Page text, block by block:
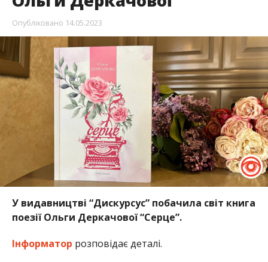
Опубліковано 14.05.2023
У видавництві “Дискурсус” побачила світ книга
поезії Ольги Деркачової “Серце”.
Інформатор розповідає деталі.